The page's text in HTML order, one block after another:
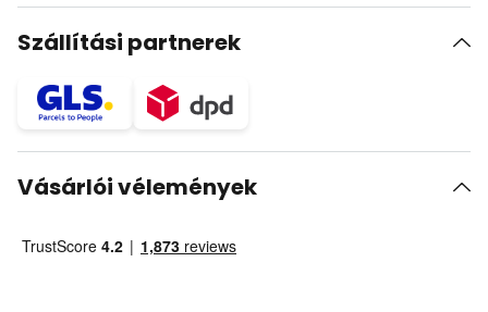
Szállítási partnerek
Vásárlói vélemények